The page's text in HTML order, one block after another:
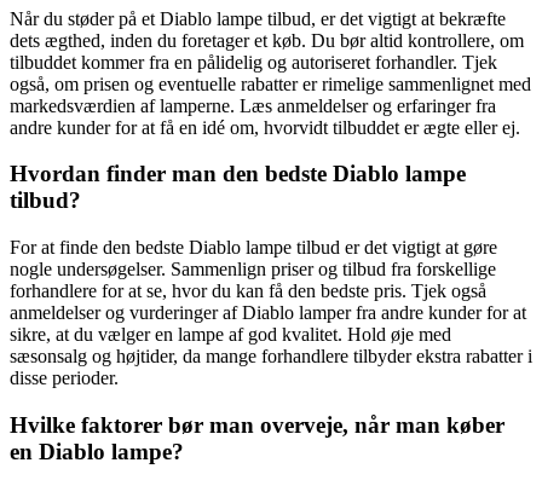
Når du støder på et Diablo lampe tilbud, er det vigtigt at bekræfte
dets ægthed, inden du foretager et køb. Du bør altid kontrollere, om
tilbuddet kommer fra en pålidelig og autoriseret forhandler. Tjek
også, om prisen og eventuelle rabatter er rimelige sammenlignet med
markedsværdien af lamperne. Læs anmeldelser og erfaringer fra
andre kunder for at få en idé om, hvorvidt tilbuddet er ægte eller ej.
Hvordan finder man den bedste Diablo lampe
tilbud?
For at finde den bedste Diablo lampe tilbud er det vigtigt at gøre
nogle undersøgelser. Sammenlign priser og tilbud fra forskellige
forhandlere for at se, hvor du kan få den bedste pris. Tjek også
anmeldelser og vurderinger af Diablo lamper fra andre kunder for at
sikre, at du vælger en lampe af god kvalitet. Hold øje med
sæsonsalg og højtider, da mange forhandlere tilbyder ekstra rabatter i
disse perioder.
Hvilke faktorer bør man overveje, når man køber
en Diablo lampe?